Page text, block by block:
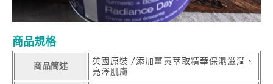
商品規格
商品簡述
英國原裝 /添加薑黃萃取精華保濕滋潤、
亮澤肌膚